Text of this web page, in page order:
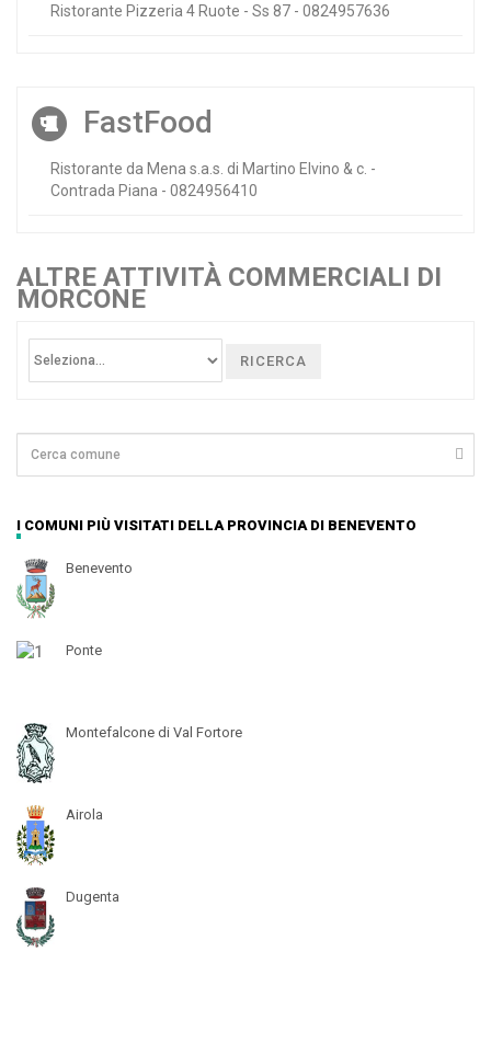
Ristorante Pizzeria 4 Ruote - Ss 87 - 0824957636
FastFood
Ristorante da Mena s.a.s. di Martino Elvino & c. -
Contrada Piana - 0824956410
ALTRE ATTIVITÀ COMMERCIALI DI
MORCONE
RICERCA
I COMUNI PIÙ VISITATI DELLA PROVINCIA DI BENEVENTO
Benevento
Ponte
Montefalcone di Val Fortore
Airola
Dugenta